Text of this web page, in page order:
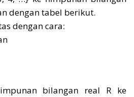
dengan tabel berikut.
dengan cara:
bilangan real R ke